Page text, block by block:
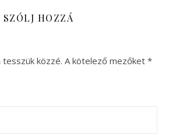
SZÓLJ HOZZÁ
közzé. A kötelező mezőket *